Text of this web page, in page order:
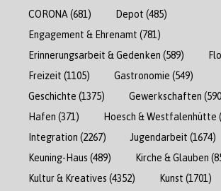
CORONA (681) Depot (485)
Engagement & Ehrenamt (781)
Erinnerungsarbeit & Gedenken (589)
Freizeit (1105) Gastronomie (549)
Geschichte (1375) Gewerkschaften
Hafen (371) Hoesch & Westfalenhütte
Integration (2267) Jugendarbeit (1674)
Keuning-Haus (489) Kirche & Glauben
Kultur & Kreatives (4352) Kunst (1701)